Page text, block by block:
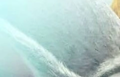
avatar con cáo
chuyên nghiệp
diện thực sự ấn tượng và hài
chí quan trọng khi tìm